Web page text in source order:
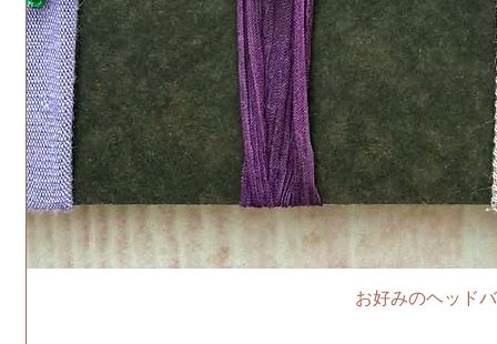
お好みのヘッド